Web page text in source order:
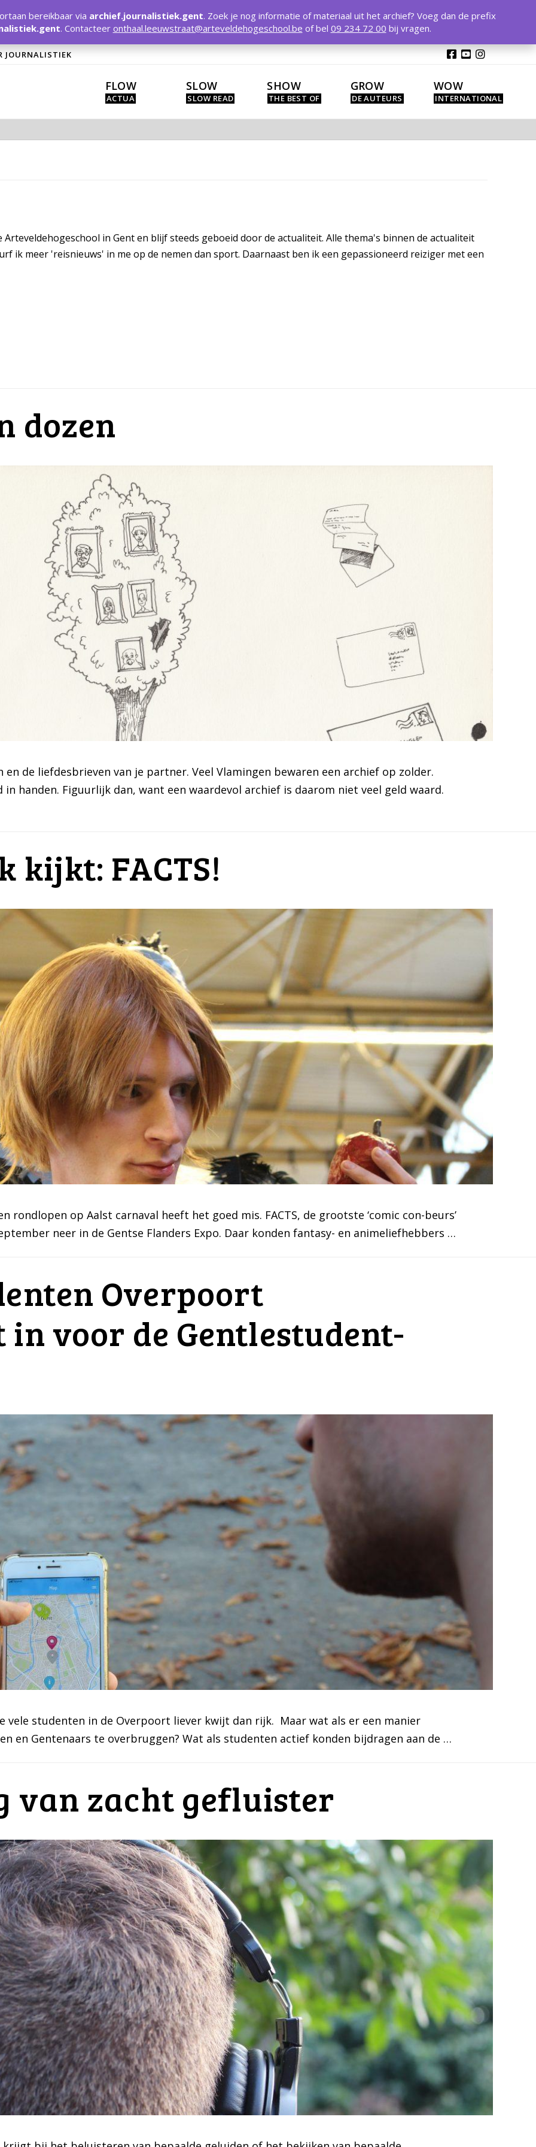
JOURNALISTIEK
FLOW SLOW SHOW GROW WOW
in Gent en blijf steeds geboeid door de actualiteit. Alle thema's binnen de actualiteit
ik meer 'reisnieuws' in me op de nemen dan sport. Daarnaast ben ik een gepassioneerd reiziger met een
dozen
de liefdesbrieven van je partner. Veel Vlamingen bewaren een archief op zolder.
handen. Figuurlijk dan, want een waardevol archief is daarom niet veel geld waard.
kijkt: FACTS!
rondlopen op Aalst carnaval heeft het goed mis. FACTS, de grootste ‘comic con-beurs’
neer in de Gentse Flanders Expo. Daar konden fantasy- en animeliefhebbers …
Overpoort
voor de Gentlestudent-
vele studenten in de Overpoort liever kwijt dan rijk. Maar wat als er een manier
en Gentenaars te overbruggen? Wat als studenten actief konden bijdragen aan de …
van zacht gefluister
bereikbaar via archief.journalistiek.gent. Zoek je nog informatie of materiaal uit het archief? Voeg dan de prefix
. Contacteer onthaal.leeuwstraat@arteveldehogeschool.be of bel 09 234 72 00 bij vragen.